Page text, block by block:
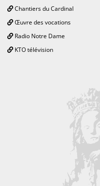
Chantiers du Cardinal
Œuvre des vocations
Radio Notre Dame
KTO télévision